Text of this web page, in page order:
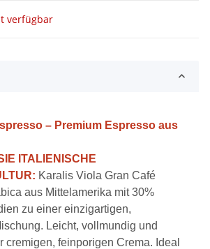
verfügbar
– Premium Espresso aus
ITALIENISCHE
Karalis Viola Gran Café
aus Mittelamerika mit 30%
zu einer einzigartigen,
Leicht, vollmundig und
cremigen, feinporigen Crema. Ideal